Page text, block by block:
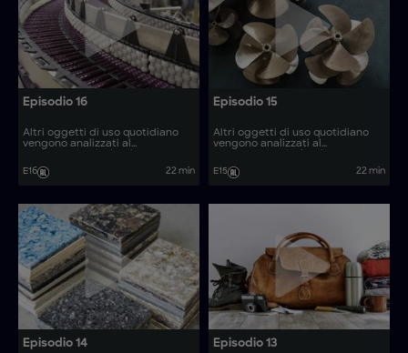
Episodio 16
Altri oggetti di uso quotidiano
vengono analizzati al
vengono prodotti. Come si
realizzano articoli come le saune
E16 22 min
Episodio 15
Altri oggetti di uso quotidiano
vengono analizzati al
vengono prodotti. Come si
realizzano articoli come le
E15 22 min
Episodio 14 Episodio 13